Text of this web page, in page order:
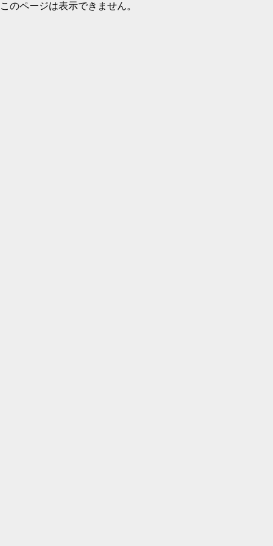
このページは表示できません。